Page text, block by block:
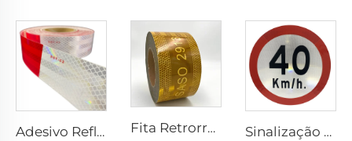
Adesivo Refletivo Vermelho e Branco, Fita Refletora, Fita Refletiva Dot C2 para Caminhão Fita Retrorrefletiva SASO 2913 Amarela, Adesivo Retrorrefletivo para Caminhão e Reboque Sinalização Refletiva Personalizada de Preço Barato para Segurança no Trânsito